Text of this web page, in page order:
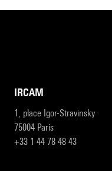
IRCAM
1, place Igor-Stravinsky
75004 Paris
+33 1 44 78 48 43